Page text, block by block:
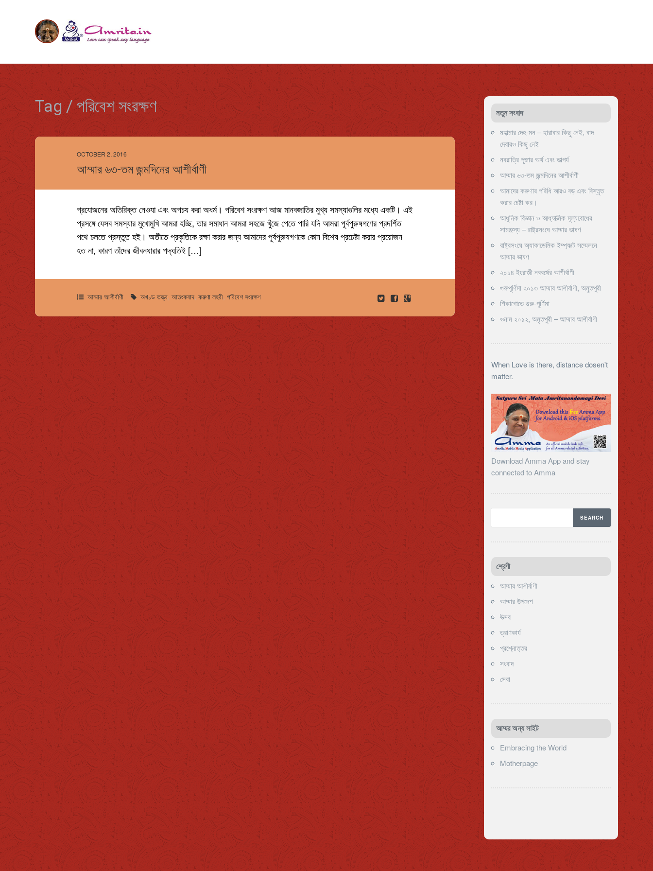
Tag / পরিবেশ সংরক্ষণ
OCTOBER 2, 2016
আম্মার ৬৩-তম জন্মদিনের আশীর্বাণী
প্রযোজনের অতিরিক্ত নেওযা এবং অপচয করা অধর্ম। পরিবেশ সংরক্ষণ আজ মানবজাতির মুখ্য সমস্যাগুলির মধ্যে একটি। এই
প্রসঙ্গে যেসব সমস্যার মুখোমুখি আমরা হচ্ছি, তার সমাধান আমরা সহজে খুঁজে পেতে পারি যদি আমরা পূর্বপুরুষগণের প্রদর্শিত
পথে চলতে প্রস্তুত হই। অতীতে প্রকৃতিকে রক্ষা করার জন্য আমাদের পূর্বপুরুষগণকে কোন বিশেষ প্রচেষ্টা করার প্রয়োজন
হত না, কারণ তাঁদের জীবনধারার পদ্ধতিই […]
আম্মার আশীর্বাণী অখণ্ড তত্ত্ব,আতংকবাদ,করুণা লহরী,পরিবেশ সংরক্ষণ
নতুন সংবাদ
মহাত্মার দেহ-মন – হারাবার কিছু নেই, বাদ
দেবারও কিছু নেই
নবরাত্রি পূজার অর্থ এবং তাত্পর্য
আম্মার ৬৩-তম জন্মদিনের আশীর্বাণী
আমাদের করুণার পরিধি আরও বড় এবং বিস্তৃত
করার চেষ্টা কর।
আধুনিক বিজ্ঞান ও আধ্যাত্মিক মূল্যবোধের
সামঞ্জস্য – রাষ্ট্রসংঘে আম্মার ভাষণ
রাষ্ট্রসংঘে অ্যাকাডেমিক ইম্প্যাক্ট সম্মেলনে
আম্মার ভাষণ
২০১৪ ইংরাজী নববর্ষের আশীর্বাণী
গুরুপূর্ণিমা ২০১৩ আম্মার আশীর্বাণী, অমৄতপুরী
শিকাগোতে গুরু-পূর্ণিমা
ওনাম ২০১২, অমৃতপুরী – আম্মার আশীর্বাণী
When Love is there, distance dosen't
matter.
Download Amma App and stay
connected to Amma
শ্রেণী
আম্মার আশীর্বাণী
আম্মার উপদেশ
উত্সব
ত্রাণকার্য
প্রশ্নোত্তর
সংবাদ
সেবা
আম্মর অন্য সাইট
Embracing the World
Motherpage